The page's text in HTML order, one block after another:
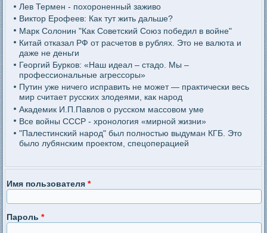
Лев Термен - похороненный заживо
Виктор Ерофеев: Как тут жить дальше?
Марк Солонин "Как Советский Союз победил в войне"
Китай отказал РФ от расчетов в рублях. Это не валюта и
даже не деньги
Георгий Бурков: «Наш идеал – стадо. Мы –
профессиональные агрессоры»
Путин уже ничего исправить не может — практически весь
мир считает русских злодеями, как народ
Академик И.П.Павлов о русском массовом уме
Все войны СССР - хронология «мирной жизни»
"Палестинский народ" был полностью выдуман КГБ. Это
было лубянским проектом, спецоперацией
Имя пользователя*
Пароль*